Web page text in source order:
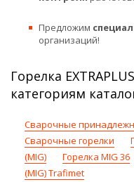
Предложим
организаций!
Горелка
категориям
Сварочные
Сварочные горелки
(MIG)
Горелка MIG 36
(MIG) Trafimet